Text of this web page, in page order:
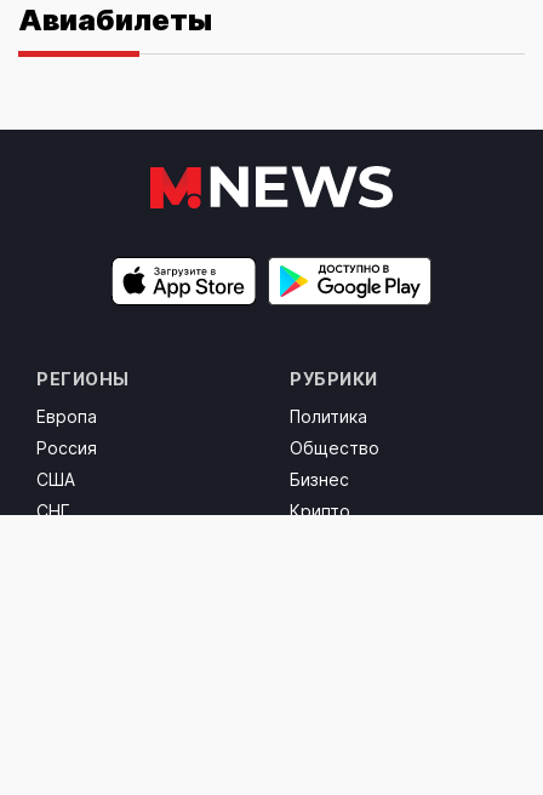
Авиабилеты
РЕГИОНЫ
Европа
Россия
США
СНГ
РУБРИКИ
Политика
Общество
Бизнес
Крипто